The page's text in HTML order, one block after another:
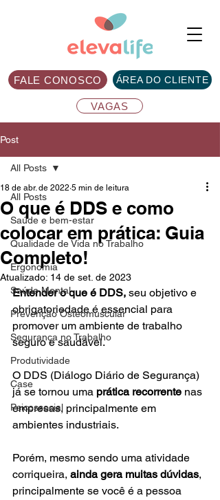
ÁREA DO CLIENTE
VAGAS
FALE CONOSCO
Post
All Posts
Saúde e bem-estar
Qualidade de Vida no Trabalho
Ergonomia
Saúde Mental
Prevenção Osteomuscular
Segurança no Trabalho
Produtividade
Case
Psicossocial
All Posts
O que é DDS e como
colocar em prática: Guia
Completo!
18 de abr. de 2022 5 min de leitura
Atualizado: 14 de set. de 2023
Entender o que é DDS, seu objetivo e
obrigatoriedade é essencial para
promover um ambiente de trabalho
seguro e saudável.
O DDS (Diálogo Diário de Segurança)
já se tornou uma prática recorrente nas
empresas, principalmente em
ambientes industriais.
Porém, mesmo sendo uma atividade
corriqueira, ainda gera muitas dúvidas,
principalmente se você é a pessoa